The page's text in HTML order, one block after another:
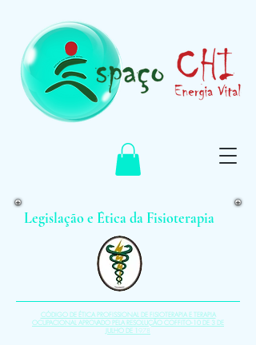
Legislação e Ética da Fisioterapia
CÓDIGO DE ÉTICA PROFISSIONAL DE FISIOTERAPIA E TERAPIA
OCUPACIONAL APROVADO PELA RESOLUÇÃO COFFITO-10 DE 3 DE
JULHO DE 1 978